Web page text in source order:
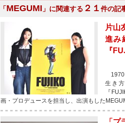
「MEGUMI 」に関連する ２１ 件の記
片山
進み
『
1970
生き
『
画・プロデュースを担当し、出演もした